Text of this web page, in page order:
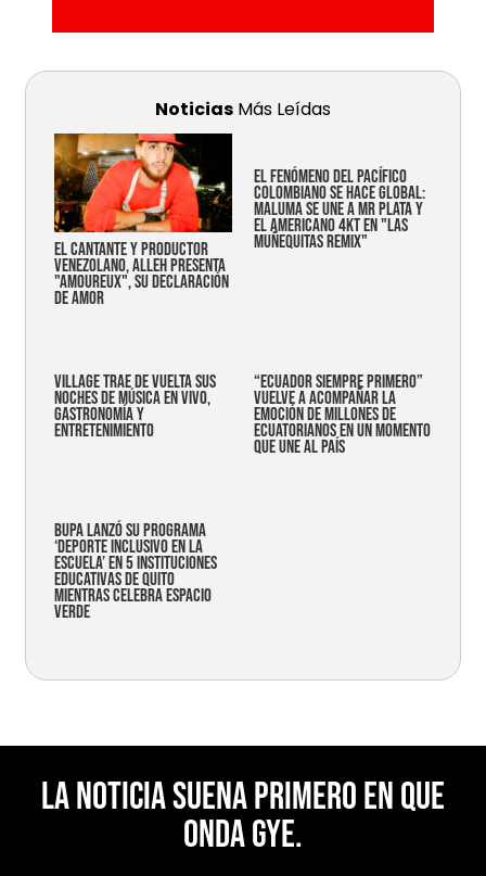
Noticias Más Leídas
EL CANTANTE Y PRODUCTOR
VENEZOLANO, ALLEH PRESENTA
"AMOUREUX", SU DECLARACIÓN
DE AMOR
EL FENÓMENO DEL PACÍFICO
COLOMBIANO SE HACE GLOBAL:
MALUMA SE UNE A MR PLATA Y
EL AMERICANO 4KT EN "LAS
MUÑEQUITAS REMIX"
Village trae de vuelta sus
noches de música en vivo,
gastronomía y
entretenimiento
“Ecuador siempre primero”
vuelve a acompañar la
emoción de millones de
ecuatorianos en un momento
que une al país
Bupa lanzó su programa
‘Deporte Inclusivo en la
Escuela’ en 5 instituciones
educativas de Quito
mientras celebra espacio
verde
La noticia suena primero en Que
Onda Gye.